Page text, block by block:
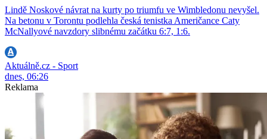
Lindě Noskové návrat na kurty po triumfu ve Wimbledonu nevyšel.
Na betonu v Torontu podlehla česká tenistka Američance Caty
McNallyové navzdory slibnému začátku 6:7, 1:6.
Aktuálně.cz - Sport
dnes, 06:26
Reklama